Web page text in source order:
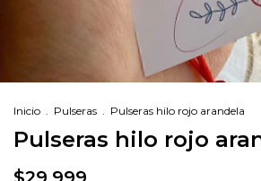
Inicio . Pulseras . Pulseras hilo rojo arandela
Pulseras hilo rojo